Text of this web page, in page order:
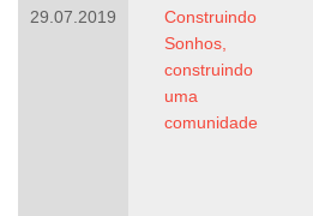
29.07.2019
Construindo
Sonhos,
construindo
uma
comunidade